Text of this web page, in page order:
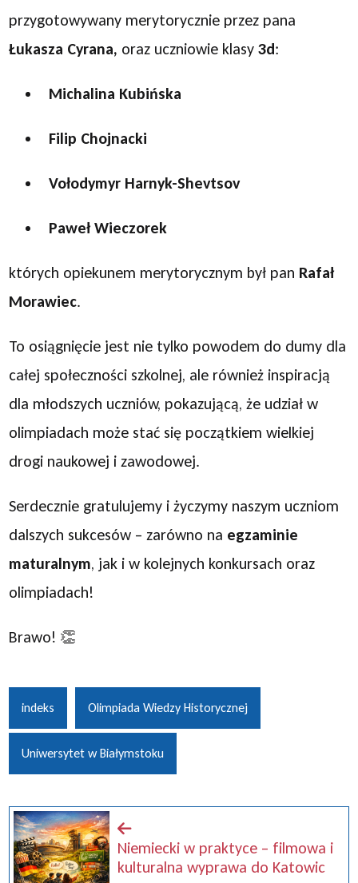
przygotowywany merytorycznie przez pana
Łukasza Cyrana, oraz uczniowie klasy3d:
Michalina Kubińska
Filip Chojnacki
Vołodymyr Harnyk-Shevtsov
Paweł Wieczorek
których opiekunem merytorycznym był pan Rafał
Morawiec.
To osiągnięcie jest nie tylko powodem do dumy dla
całej społeczności szkolnej, ale również inspiracją
dla młodszych uczniów, pokazującą, że udział w
olimpiadach może stać się początkiem wielkiej
drogi naukowej i zawodowej.
Serdecznie gratulujemy i życzymy naszym uczniom
dalszych sukcesów – zarówno na egzaminie
maturalnym, jak i w kolejnych konkursach oraz
olimpiadach!
Brawo! 👏
indeks Olimpiada Wiedzy Historycznej
Uniwersytet w Białymstoku
Niemiecki w praktyce – filmowa i
kulturalna wyprawa do Katowic